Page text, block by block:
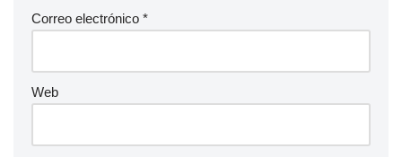
Correo electrónico *
Web